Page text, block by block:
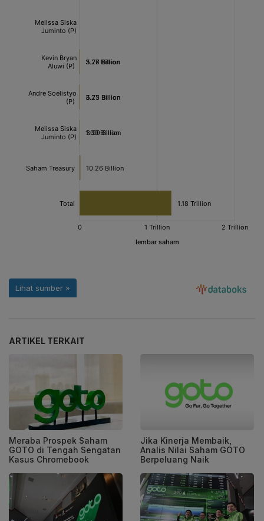
ARTIKEL TERKAIT
Meraba Prospek Saham
GOTO di Tengah Sengatan
Kasus Chromebook
Jika Kinerja Membaik,
Analis Nilai Saham GOTO
Berpeluang Naik